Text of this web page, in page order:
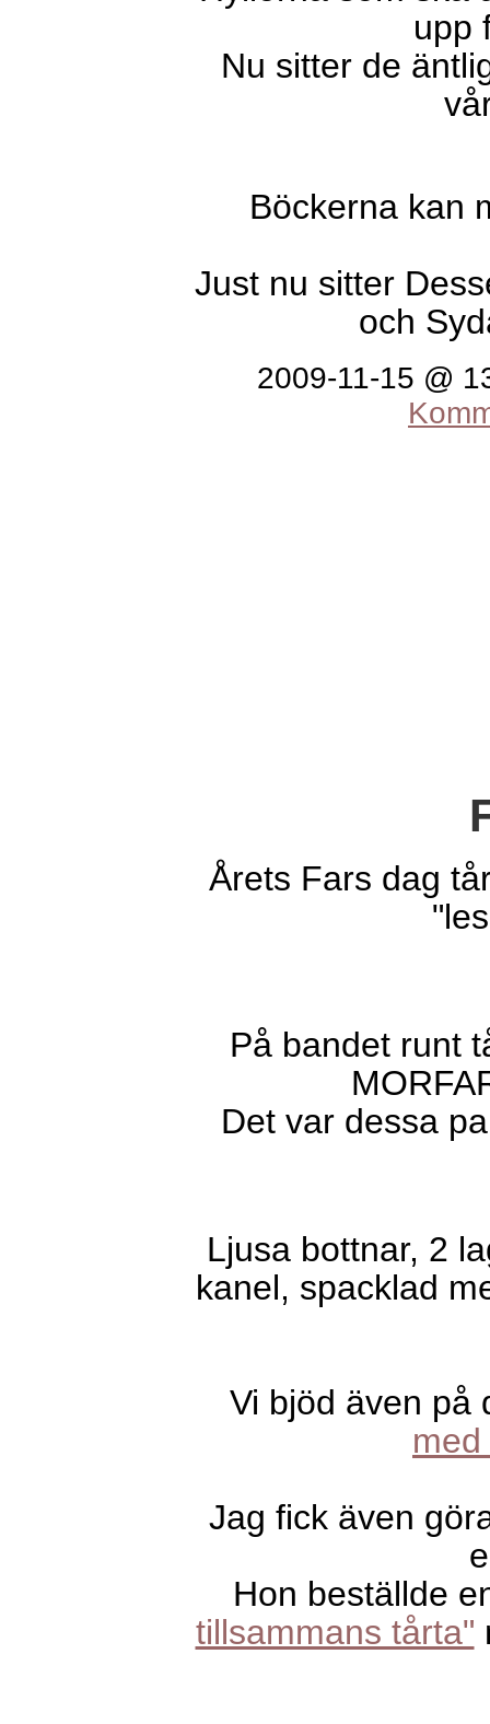
upp
Nu sitter de
Böckerna kan
Just nu sitter
och
2009-11-15 @
Årets Fars dag
På bandet runt
Det var dessa
Ljusa bottnar, 2
kanel, spacklad
Vi bjöd även på
Jag fick även
Hon beställde
tillsammans tårta"